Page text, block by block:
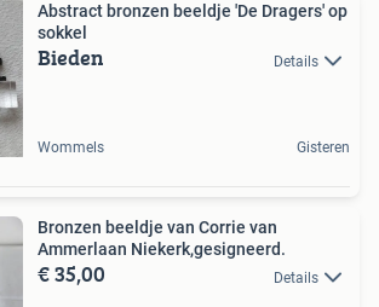
Abstract bronzen beeldje 'De Dragers' op
sokkel
Bieden Details
Wommels Gisteren
Bronzen beeldje van Corrie van
Ammerlaan Niekerk,gesigneerd.
€ 35,00 Details